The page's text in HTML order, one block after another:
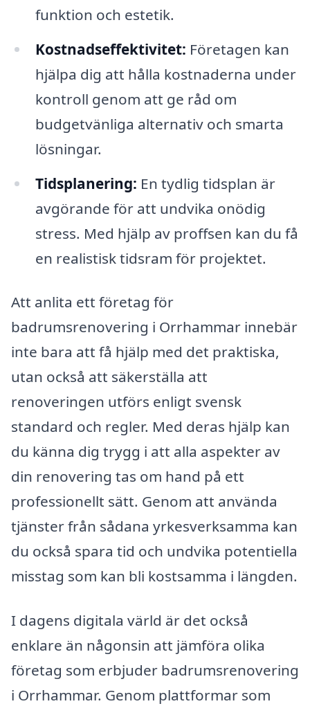
funktion och estetik.
Kostnadseffektivitet: Företagen kan
hjälpa dig att hålla kostnaderna under
kontroll genom att ge råd om
budgetvänliga alternativ och smarta
lösningar.
Tidsplanering: En tydlig tidsplan är
avgörande för att undvika onödig
stress. Med hjälp av proffsen kan du få
en realistisk tidsram för projektet.
Att anlita ett företag för
badrumsrenovering i Orrhammar innebär
inte bara att få hjälp med det praktiska,
utan också att säkerställa att
renoveringen utförs enligt svensk
standard och regler. Med deras hjälp kan
du känna dig trygg i att alla aspekter av
din renovering tas om hand på ett
professionellt sätt. Genom att använda
tjänster från sådana yrkesverksamma kan
du också spara tid och undvika potentiella
misstag som kan bli kostsamma i längden.
I dagens digitala värld är det också
enklare än någonsin att jämföra olika
företag som erbjuder badrumsrenovering
i Orrhammar. Genom plattformar som